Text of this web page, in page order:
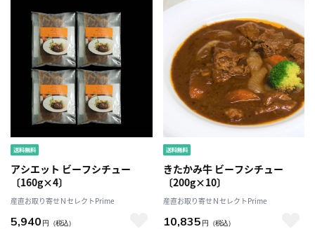
アシエット ビーフシチュー
〔160g×4〕
産直お取り寄せＮセレクトPrime
5,940 円 （税込）
きたかみ牛 ビーフシチュー
〔200g×10〕
産直お取り寄せＮセレクトPrime
10,835 円 （税込）